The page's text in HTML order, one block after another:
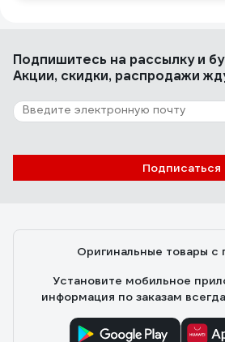
Подпишитесь на рассылкуи
Акции, скидки, распродажи
Подписаться
Оригинальные товары с
Установите мобильное
информация по заказам